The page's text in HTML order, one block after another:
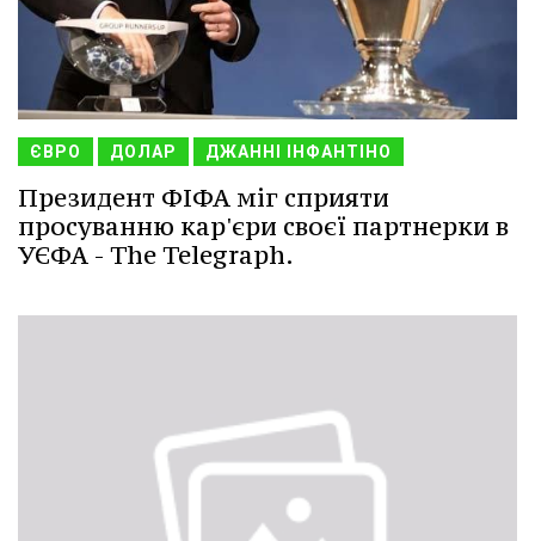
ЄВРО ДОЛАР ДЖАННІ ІНФАНТІНО
Президент ФІФА міг сприяти
просуванню кар'єри своєї партнерки в
УЄФА - The Telegraph.